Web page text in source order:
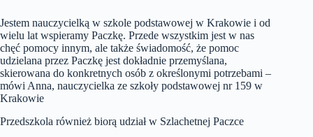
Jestem nauczycielką w szkole podstawowej w Krakowie i od
wielu lat wspieramy Paczkę. Przede wszystkim jest w nas
chęć pomocy innym, ale także świadomość, że pomoc
udzielana przez Paczkę jest dokładnie przemyślana,
skierowana do konkretnych osób z określonymi potrzebami –
mówi Anna, nauczycielka ze szkoły podstawowej nr 159 w
Krakowie
Przedszkola również biorą udział w Szlachetnej Paczce